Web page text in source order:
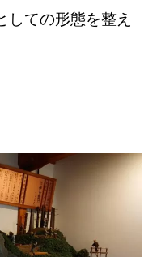
しての形態を整え